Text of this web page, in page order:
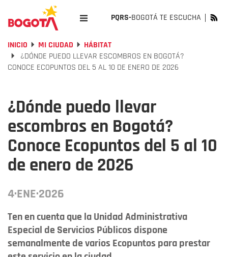
PQRS-BOGOTÁ TE ESCUCHA
INICIO MI CIUDAD
HÁBITAT
¿DÓNDE PUEDO LLEVAR ESCOMBROS EN BOGOTÁ?
CONOCE ECOPUNTOS DEL 5 AL 10 DE ENERO DE 2026
¿Dónde puedo llevar
escombros en Bogotá?
Conoce Ecopuntos del 5 al 10
de enero de 2026
4·ENE·2026
Ten en cuenta que la Unidad Administrativa
Especial de Servicios Públicos dispone
semanalmente de varios Ecopuntos para prestar